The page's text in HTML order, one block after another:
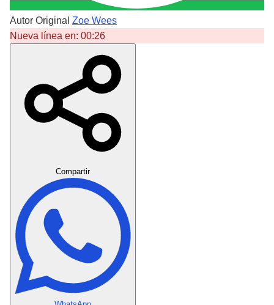
Autor Original Zoe Wees
Nueva línea en: 00:26
Compartir